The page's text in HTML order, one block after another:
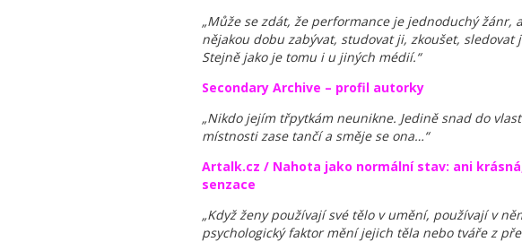
„Může se zdát, že performance je jednoduchý žánr,
nějakou dobu zabývat, studovat ji, zkoušet,
Stejně jako je tomu i u jiných médií.“
Secondary Archive – profil autorky
„Nikdo jejím třpytkám neunikne. Jedině snad do
místnosti zase tančí a směje se ona…“
Artalk.cz / Nahota jako normální stav: ani
senzace
„Když ženy používají své tělo v umění, používají v
psychologický faktor mění jejich těla nebo tváře z